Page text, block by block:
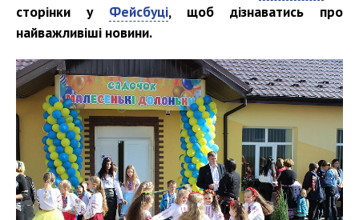
сторінки у Фейсбуці, щоб дізнаватись про
найважливіші новини.